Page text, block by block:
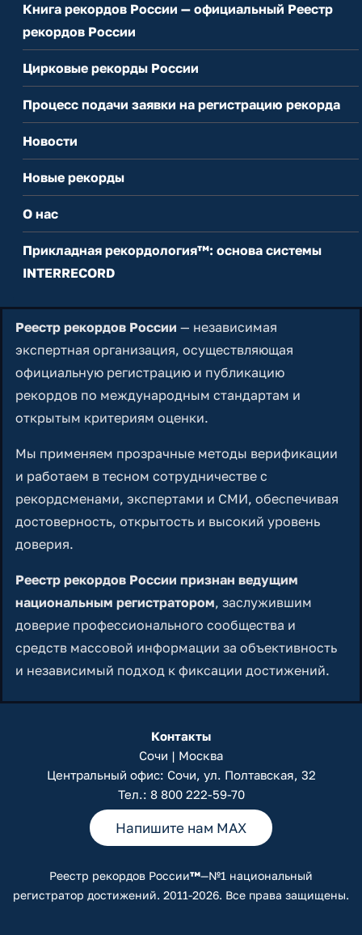
Книга рекордов России — официальный Реестр
рекордов России
Цирковые рекорды России
Процесс подачи заявки на регистрацию рекорда
Новости
Новые рекорды
О нас
Прикладная рекордология™: основа системы
INTERRECORD
Реестр рекордов России — независимая
экспертная организация, осуществляющая
официальную регистрацию и публикацию
рекордов по международным стандартам и
открытым критериям оценки.
Мы применяем прозрачные методы верификации
и работаем в тесном сотрудничестве с
рекордсменами, экспертами и СМИ, обеспечивая
достоверность, открытость и высокий уровень
доверия.
Реестр рекордов России признан ведущим
национальным регистратором, заслужившим
доверие профессионального сообщества и
средств массовой информации за объективность
и независимый подход к фиксации достижений.
Контакты
Сочи | Москва
Центральный офис: Сочи, ул. Полтавская, 32
Тел.: 8 800 222-59-70
Напишите нам MAX
Реестр рекордов России™—№1 национальный
регистратор достижений. 2011-2026. Все права защищены.